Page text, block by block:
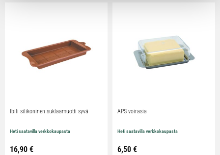
Ibili silikoninen suklaamuotti syvä
Heti saatavilla verkkokaupasta
16,90 €
APS voirasia
Heti saatavilla verkkokaupasta
6,50 €